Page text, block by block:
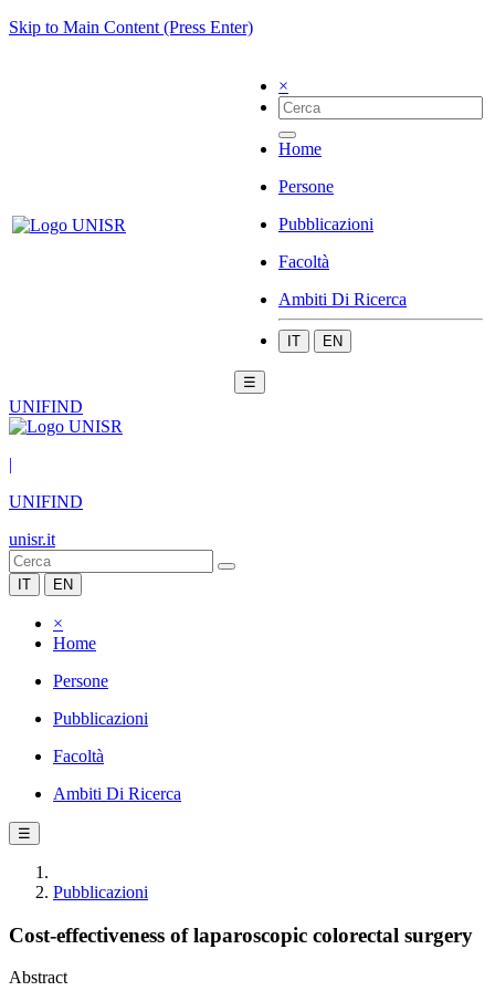
Skip to Main Content (Press Enter)
×
Home
Persone
Pubblicazioni
Facoltà
Ambiti Di Ricerca
IT EN
☰
UNIFIND
|
UNIFIND
unisr.it
IT EN
×
Home
Persone
Pubblicazioni
Facoltà
Ambiti Di Ricerca
☰
Pubblicazioni
Cost-effectiveness of laparoscopic colorectal surgery
Abstract